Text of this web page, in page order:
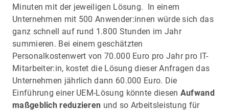
Minuten mit der jeweiligen Lösung. In einem
Unternehmen mit 500 Anwender:innen würde sich das
ganz schnell auf rund 1.800 Stunden im Jahr
summieren. Bei einem geschätzten
Personalkostenwert von 70.000 Euro pro Jahr pro IT-
Mitarbeiter:in, kostet die Lösung dieser Anfragen das
Unternehmen jährlich dann 60.000 Euro. Die
Einführung einer UEM-Lösung könnte diesen Aufwand
maßgeblich reduzieren und so Arbeitsleistung für